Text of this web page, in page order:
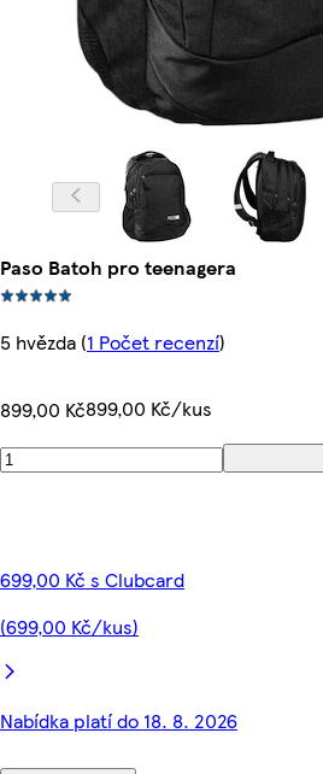
Paso Batoh pro teenagera
5 hvězda (1 Počet recenzí)
899,00 Kč899,00 Kč/kus
699,00 Kč s Clubcard
(699,00 Kč/kus)
Nabídka platí do 18. 8. 2026